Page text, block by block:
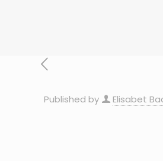
Published by Elisabet